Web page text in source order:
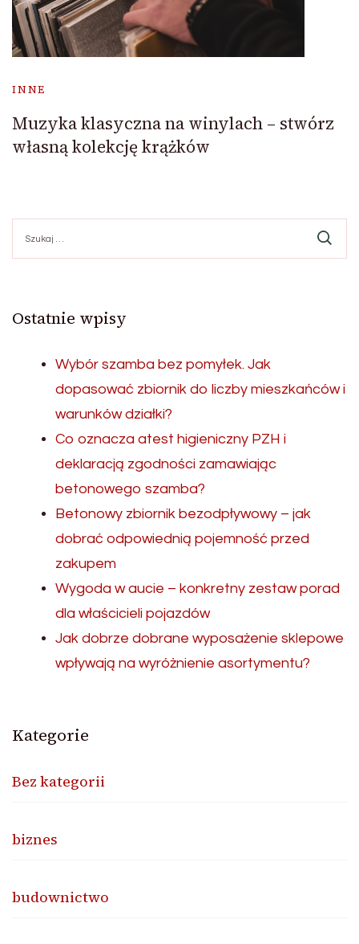
INNE
Muzyka klasyczna na winylach – stwórz
własną kolekcję krążków
Ostatnie wpisy
Wybór szamba bez pomyłek. Jak
dopasować zbiornik do liczby mieszkańców i
warunków działki?
Co oznacza atest higieniczny PZH i
deklaracją zgodności zamawiając
betonowego szamba?
Betonowy zbiornik bezodpływowy – jak
dobrać odpowiednią pojemność przed
zakupem
Wygoda w aucie – konkretny zestaw porad
dla właścicieli pojazdów
Jak dobrze dobrane wyposażenie sklepowe
wpływają na wyróżnienie asortymentu?
Kategorie
Bez kategorii
biznes
budownictwo